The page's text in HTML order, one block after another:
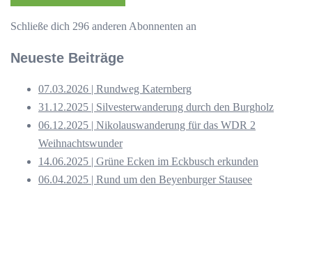
Schließe dich 296 anderen Abonnenten an
Neueste Beiträge
07.03.2026 | Rundweg Katernberg
31.12.2025 | Silvesterwanderung durch den Burgholz
06.12.2025 | Nikolauswanderung für das WDR 2
Weihnachtswunder
14.06.2025 | Grüne Ecken im Eckbusch erkunden
06.04.2025 | Rund um den Beyenburger Stausee